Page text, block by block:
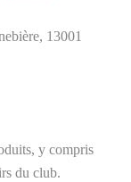
13001
y compris
du club.